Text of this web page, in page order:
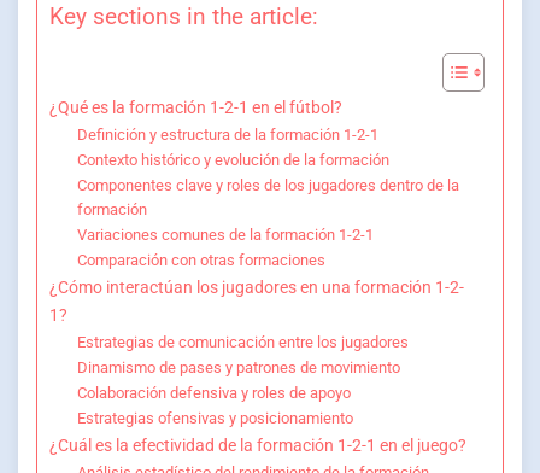
Key sections in the article:
¿Qué es la formación 1-2-1 en el fútbol?
Definición y estructura de la formación 1-2-1
Contexto histórico y evolución de la formación
Componentes clave y roles de los jugadores dentro de la
formación
Variaciones comunes de la formación 1-2-1
Comparación con otras formaciones
¿Cómo interactúan los jugadores en una formación 1-2-
1?
Estrategias de comunicación entre los jugadores
Dinamismo de pases y patrones de movimiento
Colaboración defensiva y roles de apoyo
Estrategias ofensivas y posicionamiento
¿Cuál es la efectividad de la formación 1-2-1 en el juego?